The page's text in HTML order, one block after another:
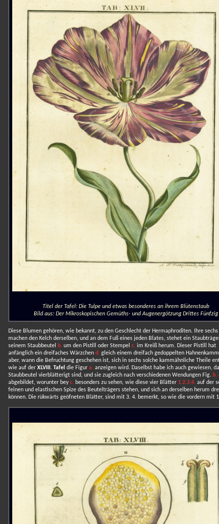
Titel der Tafel: Die Tulpe und etwas besonderes an ihrem Blütenstaub
Bild aus: Der Mikroskopischen Gemüths- und Augenergötzung Drittes Fünfzig
Diese Blumen gehören, wie bekannt, zu den Geschlecht der Hermaphroditen. Ihre
machen den Kelch derselben, und an dem Fuß eines jeden Blates, stehet ein
seinem Staubbeutel
b.um den Pistill oder Stempel c.im Kreiß herum. Dieser Pistill hat
anfänglich ein dreifaches Wärzchen d.gleich einem dreifach gedoppelten
aber, wann die Befruchtung geschehen ist, sich in sechs solche kammähnliche Theile
wie auf der XLVIII. Tafel die Figur a.anzeigen wird. Daselbst habe ich auch gewiesen,
Staubbeutel vierblätterigt sind, und sie zugleich nach verschiedenen Wendungen Fig. b.
abgebildet, worunter beyc.besonders zu sehen, wie diese vier Blätter 1.2.3.4.auf der
feinen und elastischen Spize des Beutelträgers stehen, und sich an derselben herum
können. Die rükwärts geöfneten Blätter, sind mit 3. 4. bemerkt, so wie die vordern mit